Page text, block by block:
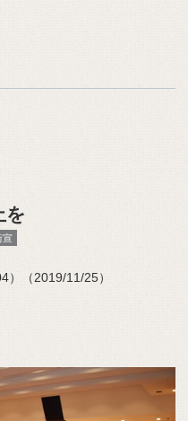
を
宣
）（2019/11/25）